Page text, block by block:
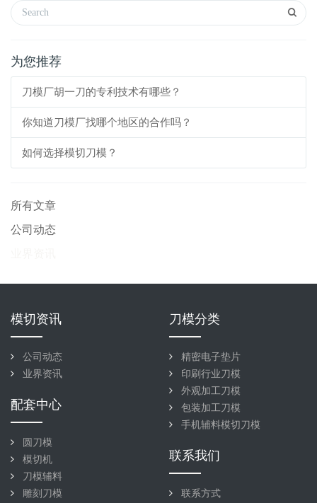
为您推荐
刀模厂胡一刀的专利技术有哪些？
你知道刀模厂找哪个地区的合作吗？
如何选择模切刀模？
所有文章
公司动态
模切资讯
公司动态
业界资讯
刀模分类
精密电子垫片
印刷行业刀模
外观加工刀模
包装加工刀模
手机辅料模切刀模
配套中心
圆刀模
模切机
刀模辅料
雕刻刀模
联系我们
联系方式